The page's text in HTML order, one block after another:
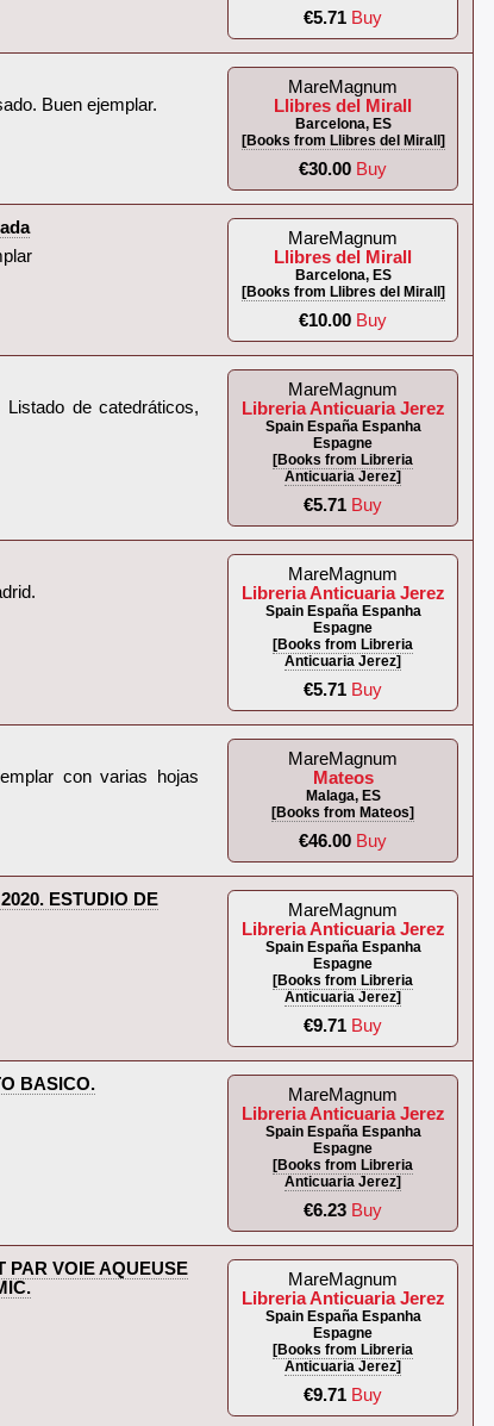
€5.71 Buy
Buen ejemplar.‎
MareMagnum
Llibres del Mirall
Barcelona, ES
[Books from Llibres del Mirall]
€30.00 Buy
MareMagnum
Llibres del Mirall
Barcelona, ES
[Books from Llibres del Mirall]
€10.00 Buy
de catedráticos,
MareMagnum
Libreria Anticuaria Jerez
Spain España Espanha
Espagne
[Books from Libreria
Anticuaria Jerez]
€5.71 Buy
MareMagnum
Libreria Anticuaria Jerez
Spain España Espanha
Espagne
[Books from Libreria
Anticuaria Jerez]
€5.71 Buy
con varias hojas
MareMagnum
Mateos
Malaga, ES
[Books from Mateos]
€46.00 Buy
ESTUDIO DE
MareMagnum
Libreria Anticuaria Jerez
Spain España Espanha
Espagne
[Books from Libreria
Anticuaria Jerez]
€9.71 Buy
BASICO.‎
MareMagnum
Libreria Anticuaria Jerez
Spain España Espanha
Espagne
[Books from Libreria
Anticuaria Jerez]
€6.23 Buy
PAR VOIE AQUEUSE
MareMagnum
Libreria Anticuaria Jerez
Spain España Espanha
Espagne
[Books from Libreria
Anticuaria Jerez]
€9.71 Buy